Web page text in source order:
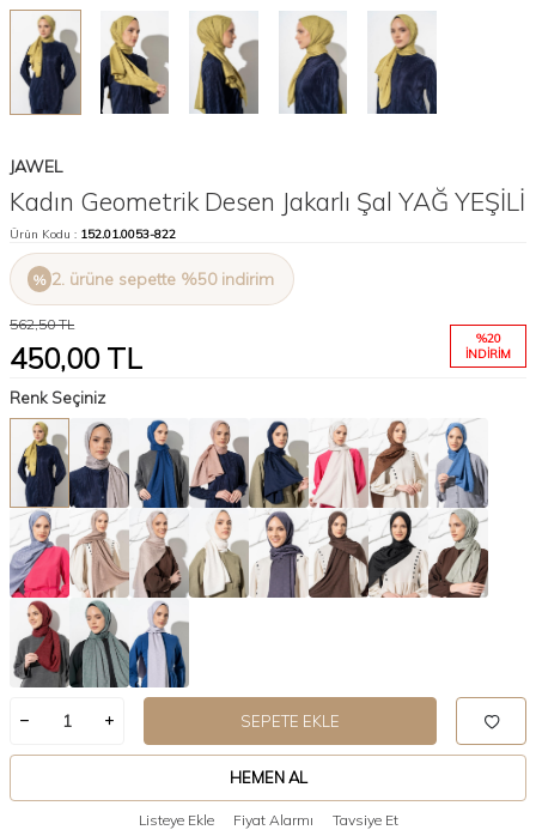
JAWEL
Kadın Geometrik Desen Jakarlı Şal YAĞ YEŞİLİ
Ürün Kodu : 152.01.0053-822
2. ürüne sepette %50 indirim
562,50TL
450,00TL
%20
İNDIRIM
Renk Seçiniz
SEPETE EKLE
HEMEN AL
Listeye Ekle Fiyat Alarmı Tavsiye Et